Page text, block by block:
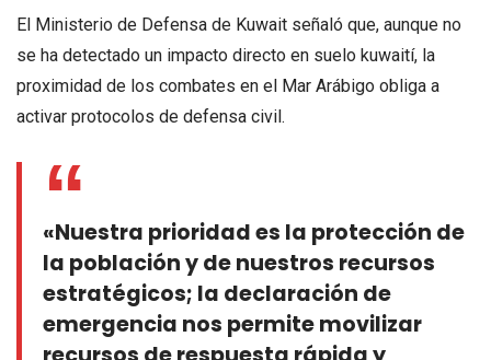
El Ministerio de Defensa de Kuwait señaló que, aunque no
se ha detectado un impacto directo en suelo kuwaití, la
proximidad de los combates en el Mar Arábigo obliga a
activar protocolos de defensa civil.
«Nuestra prioridad es la protección de
la población y de nuestros recursos
estratégicos; la declaración de
emergencia nos permite movilizar